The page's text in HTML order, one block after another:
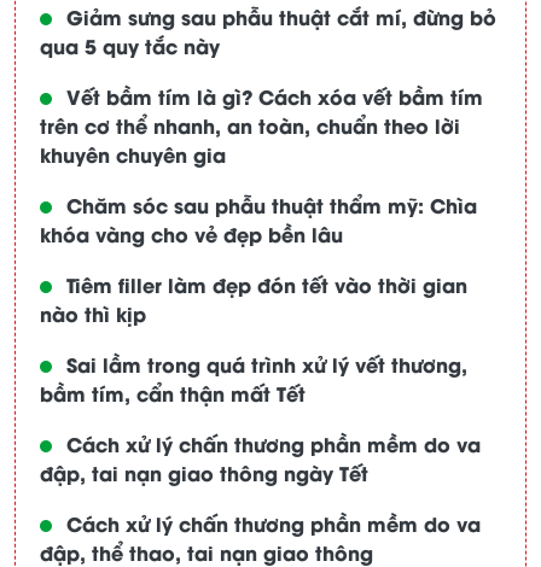
Giảm sưng sau phẫu thuật cắt mí, đừng bỏ
qua 5 quy tắc này
Vết bầm tím là gì? Cách xóa vết bầm tím
trên cơ thể nhanh, an toàn, chuẩn theo lời
khuyên chuyên gia
Chăm sóc sau phẫu thuật thẩm mỹ: Chìa
khóa vàng cho vẻ đẹp bền lâu
Tiêm filler làm đẹp đón tết vào thời gian
nào thì kịp
Sai lầm trong quá trình xử lý vết thương,
bầm tím, cẩn thận mất Tết
Cách xử lý chấn thương phần mềm do va
đập, tai nạn giao thông ngày Tết
Cách xử lý chấn thương phần mềm do va
đập, thể thao, tai nạn giao thông